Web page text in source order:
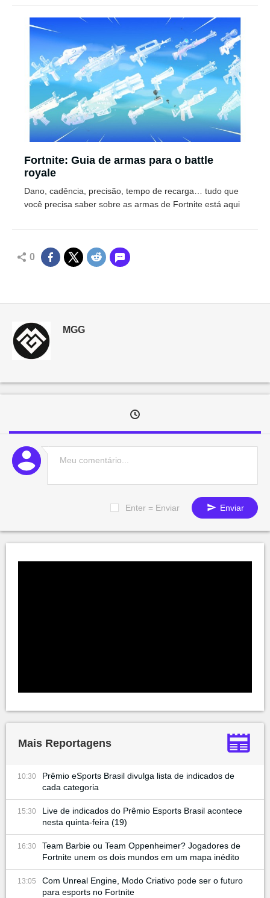
Fortnite: Guia de armas para o battle
royale
Dano, cadência, precisão, tempo de recarga… tudo que
você precisa saber sobre as armas de Fortnite está aqui
0
MGG
Enter = Enviar Enviar
Mais Reportagens
10:30
Prêmio eSports Brasil divulga lista de indicados de
cada categoria
15:30
Live de indicados do Prêmio Esports Brasil acontece
nesta quinta-feira (19)
16:30
Team Barbie ou Team Oppenheimer? Jogadores de
Fortnite unem os dois mundos em um mapa inédito
13:05
Com Unreal Engine, Modo Criativo pode ser o futuro
para esports no Fortnite